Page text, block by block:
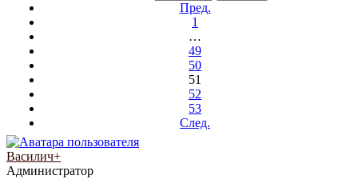
Пред.
1
…
49
50
51
52
53
След.
Василич+
Администратор